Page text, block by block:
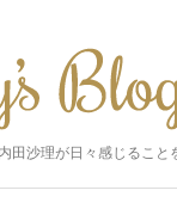
田沙理が日々感じること